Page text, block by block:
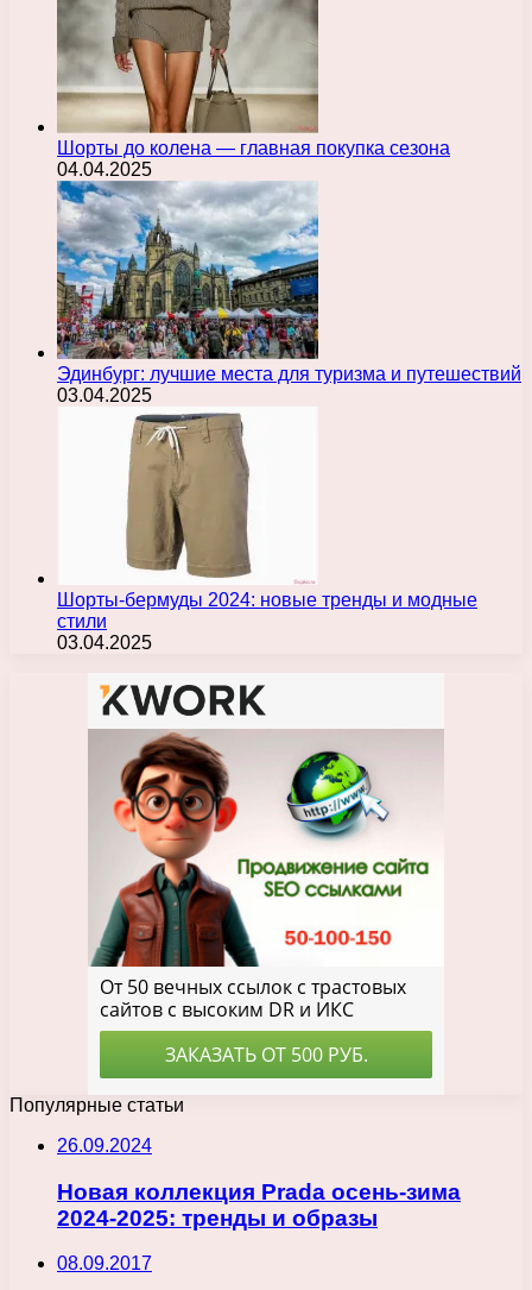
Шорты до колена — главная покупка сезона
04.04.2025
Эдинбург: лучшие места для туризма и путешествий
03.04.2025
Шорты-бермуды 2024: новые тренды и модные
стили
03.04.2025
Популярные статьи
26.09.2024
Новая коллекция Prada осень-зима
2024-2025: тренды и образы
08.09.2017